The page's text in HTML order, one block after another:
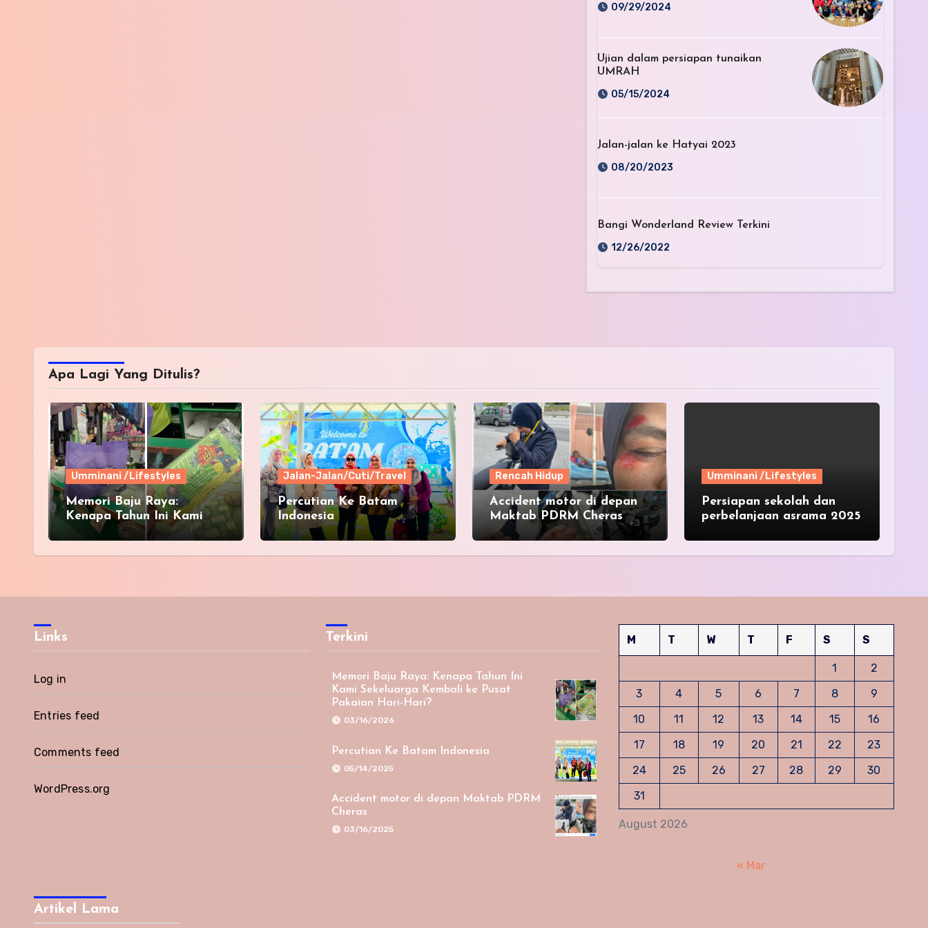
09/29/2024
Ujian dalam persiapan tunaikan
UMRAH
05/15/2024
Jalan-jalan ke Hatyai 2023
08/20/2023
Bangi Wonderland Review Terkini
12/26/2022
Apa Lagi Yang Ditulis?
Umminani /Lifestyles
Memori Baju Raya:
Kenapa Tahun Ini Kami
Sekeluarga Kembali ke
Pusat Pakaian Hari-Hari?
Jalan-Jalan/Cuti/Travel
Percutian Ke Batam
Indonesia
Rencah Hidup
Accident motor di depan
Maktab PDRM Cheras
Umminani /Lifestyles
Persiapan sekolah dan
perbelanjaan asrama 2025
Links
Log in
Entries feed
Comments feed
WordPress.org
Terkini
Memori Baju Raya: Kenapa Tahun Ini
Kami Sekeluarga Kembali ke Pusat
Pakaian Hari-Hari?
03/16/2026
Percutian Ke Batam Indonesia
05/14/2025
Accident motor di depan Maktab PDRM
Cheras
03/16/2025 August 2026
M T W T F S S
1
2
3
4 5 6 7 8
9
10
11 12 13 14 15
16
17
18 19 20 21 22
23
24
25 26 27 28 29
30
31
« Mar
Artikel Lama